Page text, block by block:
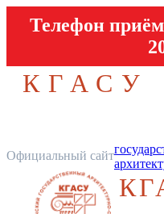
Телефон
КГАСУ
Официальный сайт